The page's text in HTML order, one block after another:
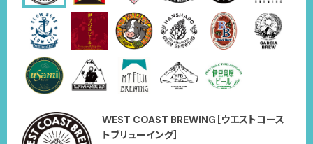
WEST COAST BREWING［ウエストコース
トブリューイング］